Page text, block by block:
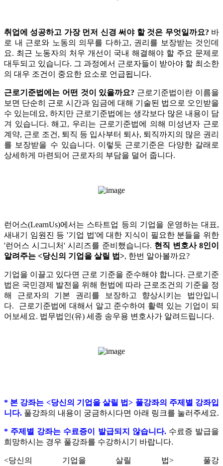
취업에 성공하고 가장 먼저 신경 써야 할 것은 무엇일까요? 바
로 내 근로와 노동의 의무를 다하고, 권리를 보장받는 것인데
요. 최근 노동자의 처우 개선이 국내 해결해야 할 주요 문제로
대두되고 있습니다. 그 과정에서 근로자들이 받아야 할 최소한
의 대우 조건이 중요한 요소로 언급됩니다.
근로기준법에는 어떤 것이 있을까요? 근로기준법이란 이름을
보면 단순히 근로 시간과 임금에 대해 기술된 법으로 오인받을
수 있는데요, 하지만 근로기준법에는 생각보다 많은 내용이 담
겨 있습니다. 해고, 우리는 근로기준법에 의해 미성년자 근로
계약, 근로 조건, 퇴직 등 입사부터 퇴사, 퇴직까지의 많은 권리
를 보장받을 수 있습니다. 이렇듯 근로기준은 다양한 갈래로
상세하게 마련되어 근로자의 부담을 덜어 줍니다.
런어스(LearnUs)에서는 스타트업 등의 기업을 운영하는 대표,
새내기 임원진 등 '기업 법'에 대한 지식이 필요한 분들을 위한
'런어스 시그니처' 시리즈를 준비했습니다. 현직 변호사 8인이
알려주는 <당신의 기업을 살릴 법>, 한번 알아볼까요?
기업을 이끌고 있다면 근로 기준을 준수해야 합니다. 근로기준
법은 국민경제 발전을 위해 헌법에 따라 근로조건의 기준을 정
해 근로자의 기본 권리를 보장하고 향상시키는 법안입니
다. 근로기준법에 대해서 알고 준수하여 활력 있는 기업이 되
어보세요. 법무법인(유) 세종 송우용 변호사가 알려드립니다.
* 본 강좌는 <당신의 기업을 살릴 법> 풀강좌의 주제별 강좌입
니다. 풀강좌의 내용이 궁금하시다면 아래 링크를 눌러주세요.
* 주제별 강좌는 수료증이 발급되지 않습니다. 수료증 발급을
희망하시는 경우 풀강좌를 수강하시기 바랍니다.
<당신의 기업을 살릴 법> 풀강